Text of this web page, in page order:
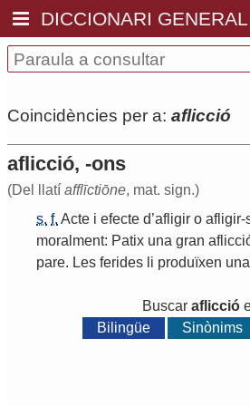
DICCIONARI GENERAL
Coincidències per a: aflicció
aflicció, -ons
(Del llatí afflīctiōne, mat. sign.)
s. f. Acte i efecte d’afligir o afligir-
moralment: Patix una gran
pare. Les ferides li produïxen una
Buscar aflicció
Bilingüe
Sinònims